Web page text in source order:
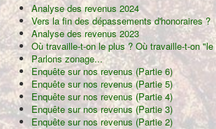
Analyse des revenus 2024
Vers la fin des dépassements d'honoraires ?
Analyse des revenus 2023
Où travaille-t-on le plus ? Où travaille-t-on
Parlons zonage...
Enquête sur nos revenus (Partie 6)
Enquête sur nos revenus (Partie 5)
Enquête sur nos revenus (Partie 4)
Enquête sur nos revenus (Partie 3)
Enquête sur nos revenus (Partie 2)